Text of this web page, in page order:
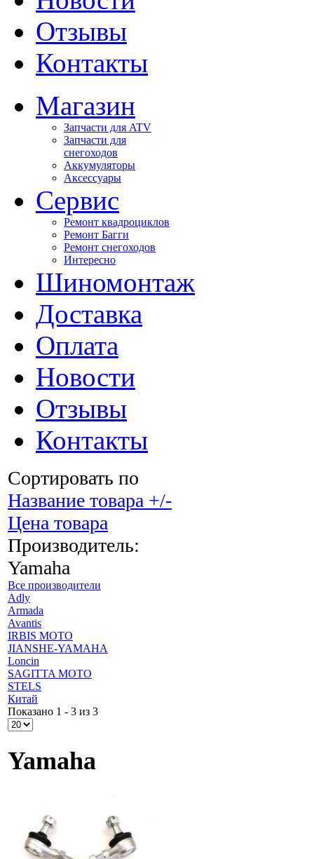
Отзывы
Контакты
Магазин
Запчасти для ATV
Запчасти для
снегоходов
Аккумуляторы
Аксессуары
Сервис
Ремонт квадроциклов
Ремонт Багги
Ремонт снегоходов
Интересно
Шиномонтаж
Доставка
Оплата
Новости
Отзывы
Контакты
Сортировать по
Название товара +/-
Цена товара
Производитель:
Yamaha
Все производители
Adly
Armada
Avantis
IRBIS MOTO
JIANSHE-YAMAHA
Loncin
SAGITTA MOTO
STELS
Китай
Показано 1 - 3 из 3
Yamaha